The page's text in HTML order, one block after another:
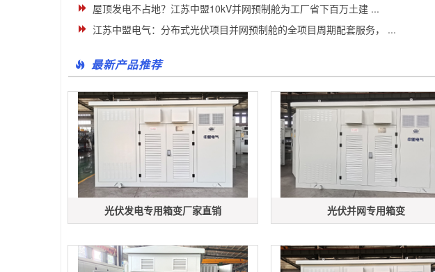
屋顶发电不占地？江苏中盟10kV并网预制舱为工厂省下百万土建 ...
江苏中盟电气：分布式光伏项目并网预制舱的全项目周期配套服务， ...
最新产品推荐
光伏发电专用箱变厂家直销 光伏并网专用箱变